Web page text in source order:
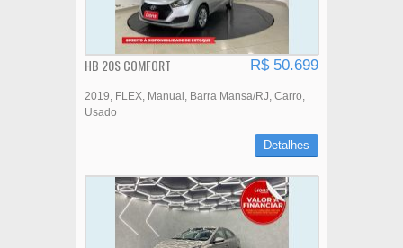
HB 20S COMFORT R$ 50.699
2019 FLEX Manual Barra Mansa/RJ Carro
Usado
Detalhes